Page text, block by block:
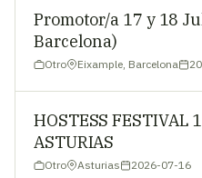
Promotor/a 17 y 18
Barcelona)
Otro Eixample, Barcelona
HOSTESS FESTIVAL
ASTURIAS
Otro Asturias 2026-07-16